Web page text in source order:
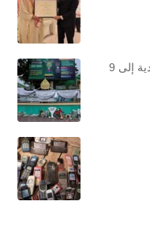
ارتفاع ضحايا إطلاق النار في مدرسة تايلاندية إلى 9